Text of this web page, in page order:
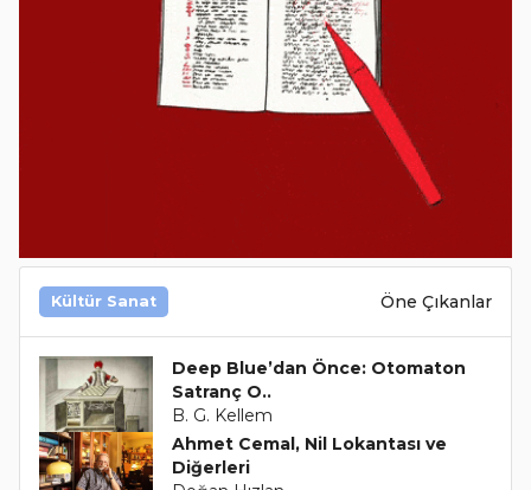
Kültür Sanat Öne Çıkanlar
Deep Blue’dan Önce: Otomaton
Satranç O..
B. G. Kellem
Ahmet Cemal, Nil Lokantası ve
Diğerleri